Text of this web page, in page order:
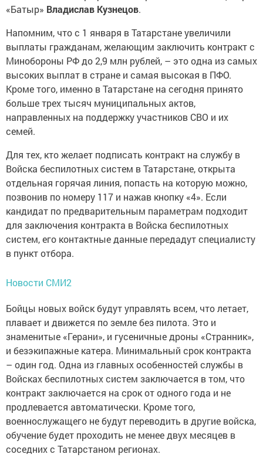
«Батыр» Владислав Кузнецов.
Напомним, что с 1 января в Татарстане увеличили
выплаты гражданам, желающим заключить контракт с
Минобороны РФ до 2,9 млн рублей, – это одна из самых
высоких выплат в стране и самая высокая в ПФО.
Кроме того, именно в Татарстане на сегодня принято
больше трех тысяч муниципальных актов,
направленных на поддержку участников СВО и их
семей.
Для тех, кто желает подписать контракт на службу в
Войска беспилотных систем в Татарстане, открыта
отдельная горячая линия, попасть на которую можно,
позвонив по номеру 117 и нажав кнопку «4». Если
кандидат по предварительным параметрам подходит
для заключения контракта в Войска беспилотных
систем, его контактные данные передадут специалисту
в пункт отбора.
Новости СМИ2
Бойцы новых войск будут управлять всем, что летает,
плавает и движется по земле без пилота. Это и
знаменитые «Герани», и гусеничные дроны «Странник»,
и безэкипажные катера. Минимальный срок контракта
– один год. Одна из главных особенностей службы в
Войсках беспилотных систем заключается в том, что
контракт заключается на срок от одного года и не
продлевается автоматически. Кроме того,
военнослужащего не будут переводить в другие войска,
обучение будет проходить не менее двух месяцев в
соседних с Татарстаном регионах.